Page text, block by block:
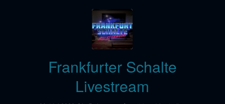
Frankfurter Schalte
Livestream